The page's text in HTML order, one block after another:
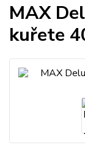
MAX
kuřete